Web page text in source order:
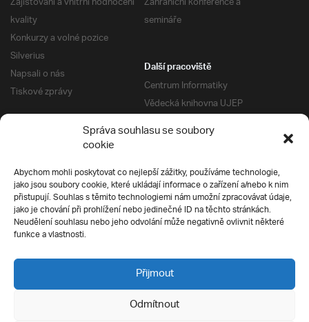
Správa souhlasu se soubory
cookie
Abychom mohli poskytovat co nejlepší zážitky, používáme technologie,
jako jsou soubory cookie, které ukládají informace o zařízení a/nebo k nim
přistupují. Souhlas s těmito technologiemi nám umožní zpracovávat údaje,
jako je chování při prohlížení nebo jedinečné ID na těchto stránkách.
Neudělení souhlasu nebo jeho odvolání může negativně ovlivnit některé
funkce a vlastnosti.
Přijmout
Odmítnout
kvality
Konkurzy a volné pozice
Silverius
Napsali o nás
Tiskové zprávy
semináře
Další pracoviště
Centrum Informatiky
Vědecká knihovna UJEP
Správa kolejí a menz
Univerzitní centrum podpory
Silverius
Pro uchazeče
Přijímací řízení
E-prihlaska
Přípravné kurzy
Ochrana soukromí